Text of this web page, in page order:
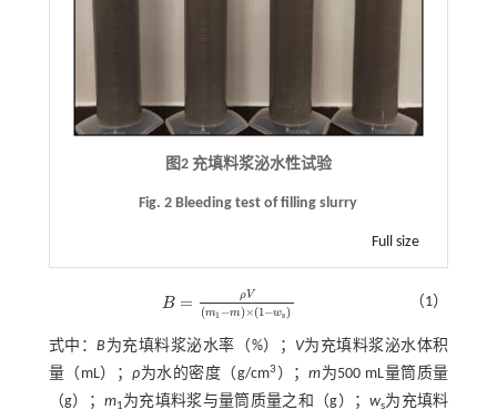
图2 充填料浆泌水性试验
Fig. 2 Bleeding test of filling slurry
Full size
B = ρV
(m1 −m)×(1−ws)
B= ρV m1-m)×(1-ws) （1）
式中：B 为充填料浆泌水率（%）； V为充填料浆泌水体积
量（mL）； ρ为水的密度（g/cm3 ）；m为500 mL量筒质量
（g）； m1为充填料浆与量筒质量之和（g）；ws为充填料